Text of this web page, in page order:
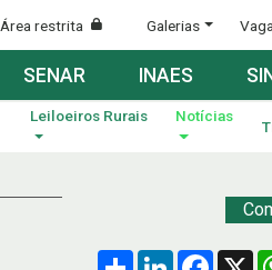
Área restrita Galerias
SENAR INAES
Leiloeiros Rurais Notícias
Compartilhar
LinkedIn X